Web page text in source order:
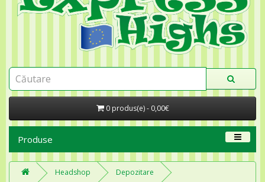
0 produs(e) - 0,00€
Produse
Headshop Depozitare